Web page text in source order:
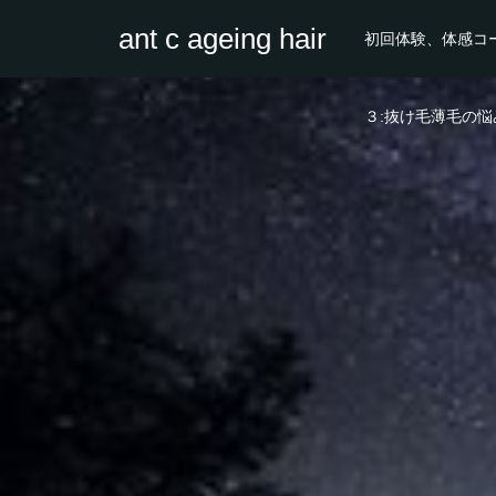
ant c ageing hair 初回体験、体感コ
３:抜け毛薄毛の